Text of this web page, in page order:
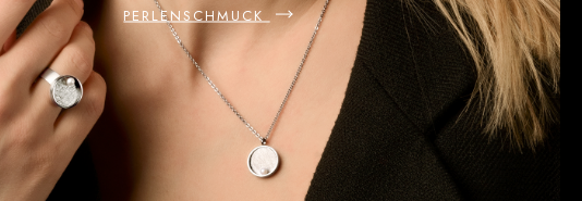
PERLENSCHMUCK